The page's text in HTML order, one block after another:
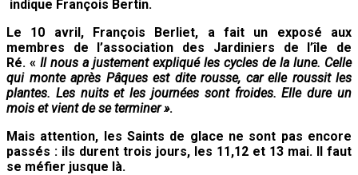
indique François Bertin.
Le 10 avril, François Berliet, a fait un exposé aux
membres de l’association des Jardiniers de l’île de
Ré. « Il nous a justement expliqué les cycles de la lune. Celle
qui monte après Pâques est dite rousse, car elle roussit les
plantes. Les nuits et les journées sont froides. Elle dure un
mois et vient de se terminer ».
Mais attention, les Saints de glace ne sont pas encore
passés : ils durent trois jours, les 11,12 et 13 mai. Il faut
se méfier jusque là.